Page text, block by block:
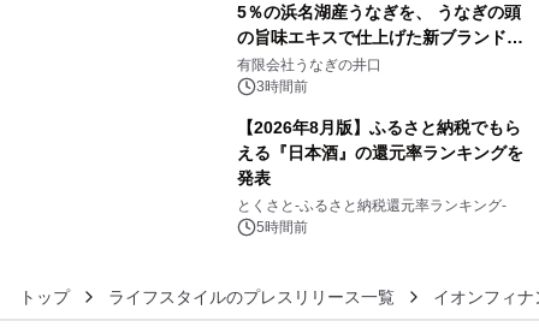
5％の浜名湖産うなぎを、 うなぎの頭
の旨味エキスで仕上げた新ブランド
「井口の誉」誕生
有限会社うなぎの井口
3時間前
【2026年8月版】ふるさと納税でもら
える『日本酒』の還元率ランキングを
発表
とくさと-ふるさと納税還元率ランキング-
5時間前
トップ ライフスタイルのプレスリリース一覧 イオンフィ